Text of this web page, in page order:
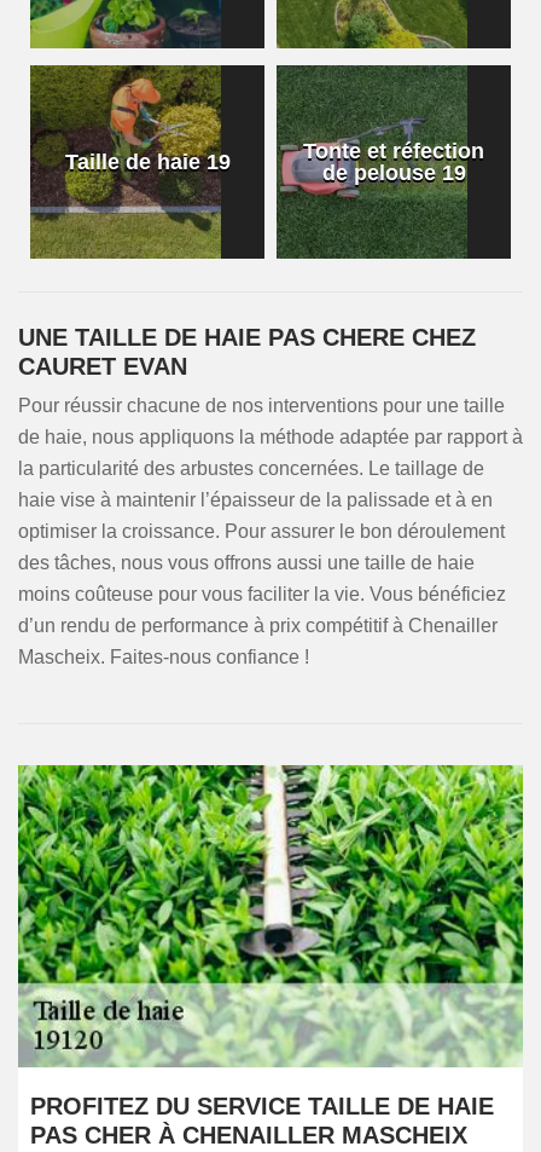
Taille de haie 19
Tonte et réfection
de pelouse 19
UNE TAILLE DE HAIE PAS CHERE CHEZ
CAURET EVAN
Pour réussir chacune de nos interventions pour une taille
de haie, nous appliquons la méthode adaptée par rapport à
la particularité des arbustes concernées. Le taillage de
haie vise à maintenir l’épaisseur de la palissade et à en
optimiser la croissance. Pour assurer le bon déroulement
des tâches, nous vous offrons aussi une taille de haie
moins coûteuse pour vous faciliter la vie. Vous bénéficiez
d’un rendu de performance à prix compétitif à Chenailler
Mascheix. Faites-nous confiance !
PROFITEZ DU SERVICE TAILLE DE HAIE
PAS CHER À CHENAILLER MASCHEIX